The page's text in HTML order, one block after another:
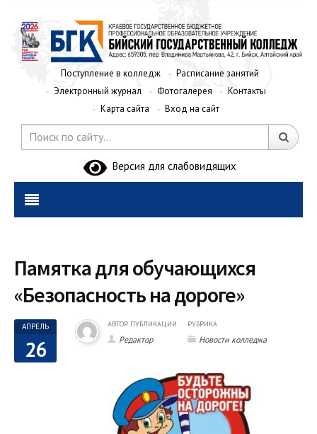
Поступление в колледж
Расписание занятий
Электронный журнал
Фотогалерея
Контакты
Карта сайта
Вход на сайт
Версия для слабовидящих
Памятка для обучающихся
«Безопасность на дороге»
АПРЕЛЬ
26
АВТОР ПУБЛИКАЦИИ
Редактор
РУБРИКА
Новости колледжа